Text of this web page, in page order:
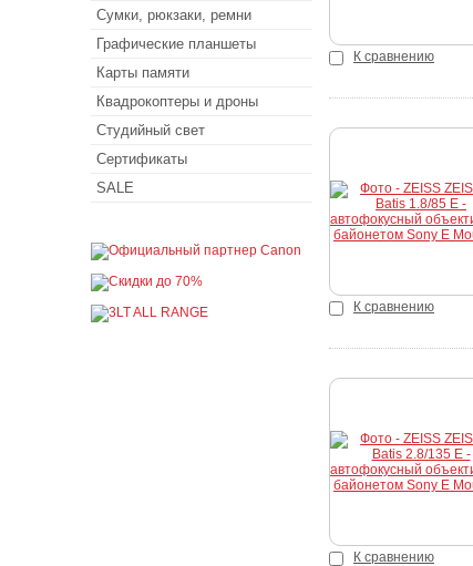
К сравнению
К сравнению
К сравнению
Купить
Сумки, рюкзаки, ремни
Графические планшеты
Карты памяти
Квадрокоптеры и дроны
Студийный свет
Сертификаты
SALE